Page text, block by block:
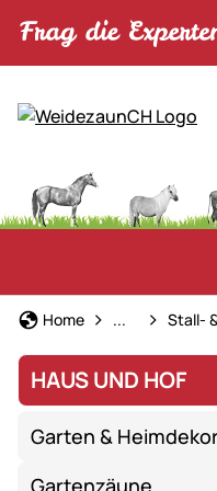
Home Haus und Hof
... Stall-
HAUS UND HOF
Garten &
Gartenzäune